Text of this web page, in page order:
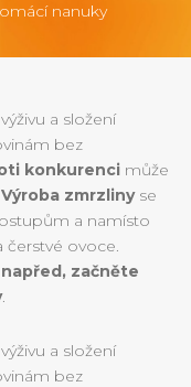
nanuky
a složení
bez
konkurenci může
Výroba zmrzlinyse
a namísto
čerstvé ovoce.
začněte
.
a složení
bez